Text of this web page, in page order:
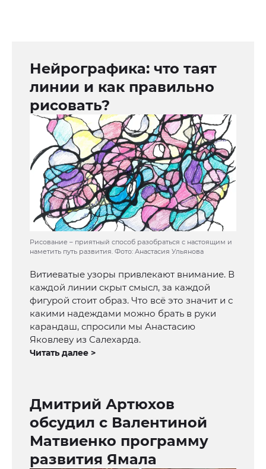
Нейрографика: что таят
линии и как правильно
рисовать?
Рисование – приятный способ разобраться с настоящим и
наметить путь развития. Фото: Анастасия Ульянова
Витиеватые узоры привлекают внимание. В
каждой линии скрыт смысл, за каждой
фигурой стоит образ. Что всё это значит и с
какими надеждами можно брать в руки
карандаш, спросили мы Анастасию
Яковлеву из Салехарда.
Читать далее >
Дмитрий Артюхов
обсудил c Валентиной
Матвиенко программу
развития Ямала